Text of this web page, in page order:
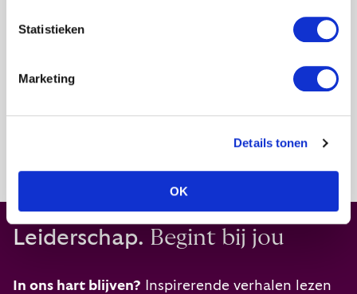
Statistieken
Marketing
Details tonen
OK
Leiderschap. Begint bij jou
In ons hart blijven? Inspirerende verhalen lezen